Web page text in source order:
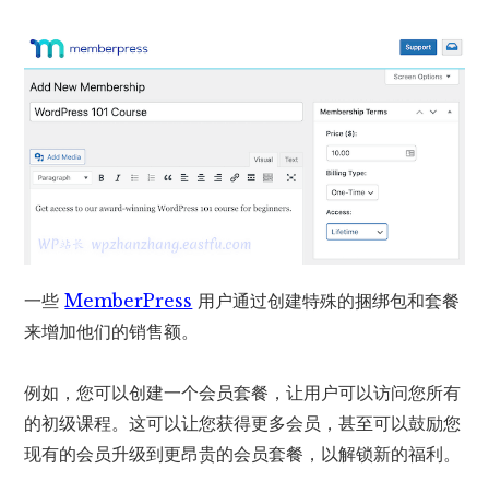
一些MemberPress 用户通过创建特殊的捆绑包和套餐
来增加他们的销售额。
例如，您可以创建一个会员套餐，让用户可以访问您所有
的初级课程。这可以让您获得更多会员，甚至可以鼓励您
现有的会员升级到更昂贵的会员套餐，以解锁新的福利。